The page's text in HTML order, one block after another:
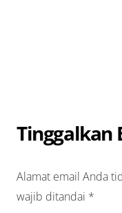
Tinggalkan
Alamat email Anda
wajib ditandai *